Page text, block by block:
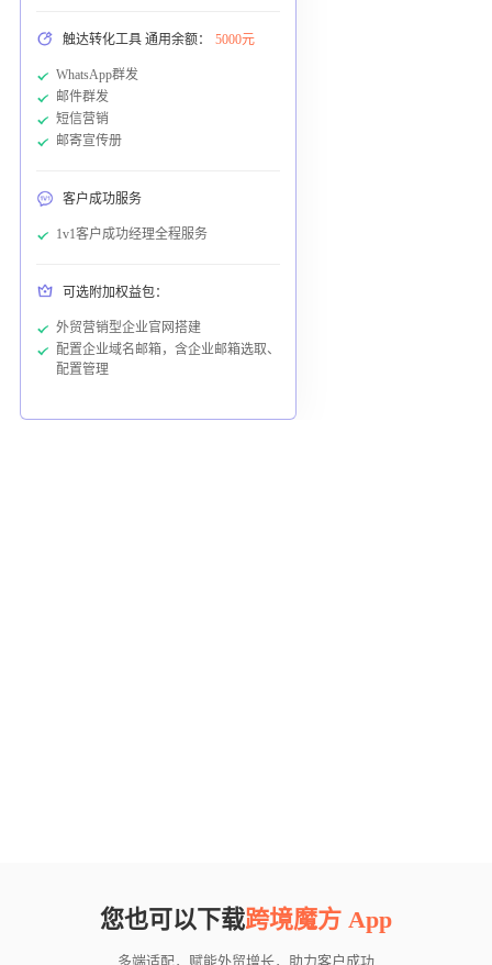
触达转化工具 通用余额： 5000元
WhatsApp群发
邮件群发
短信营销
邮寄宣传册
客户成功服务
1v1客户成功经理全程服务
可选附加权益包：
外贸营销型企业官网搭建
配置企业域名邮箱，含企业邮箱选取、
配置管理
您也可以下载跨境魔方 App
多端适配，赋能外贸增长，助力客户成功